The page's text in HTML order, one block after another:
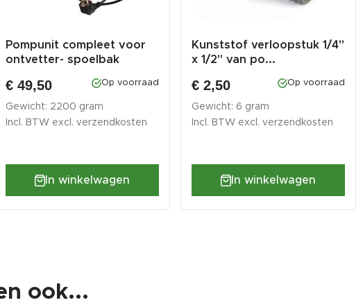
Pompunit compleet voor
ontvetter- spoelbak
€ 49,50 Op voorraad
Gewicht: 2200 gram
Incl. BTW excl.verzendkosten
In winkelwagen
Kunststof verloopstuk 1/4"
x 1/2" van po...
€ 2,50 Op voorraad
Gewicht: 6 gram
Incl. BTW excl.verzendkosten
In winkelwagen
ook...